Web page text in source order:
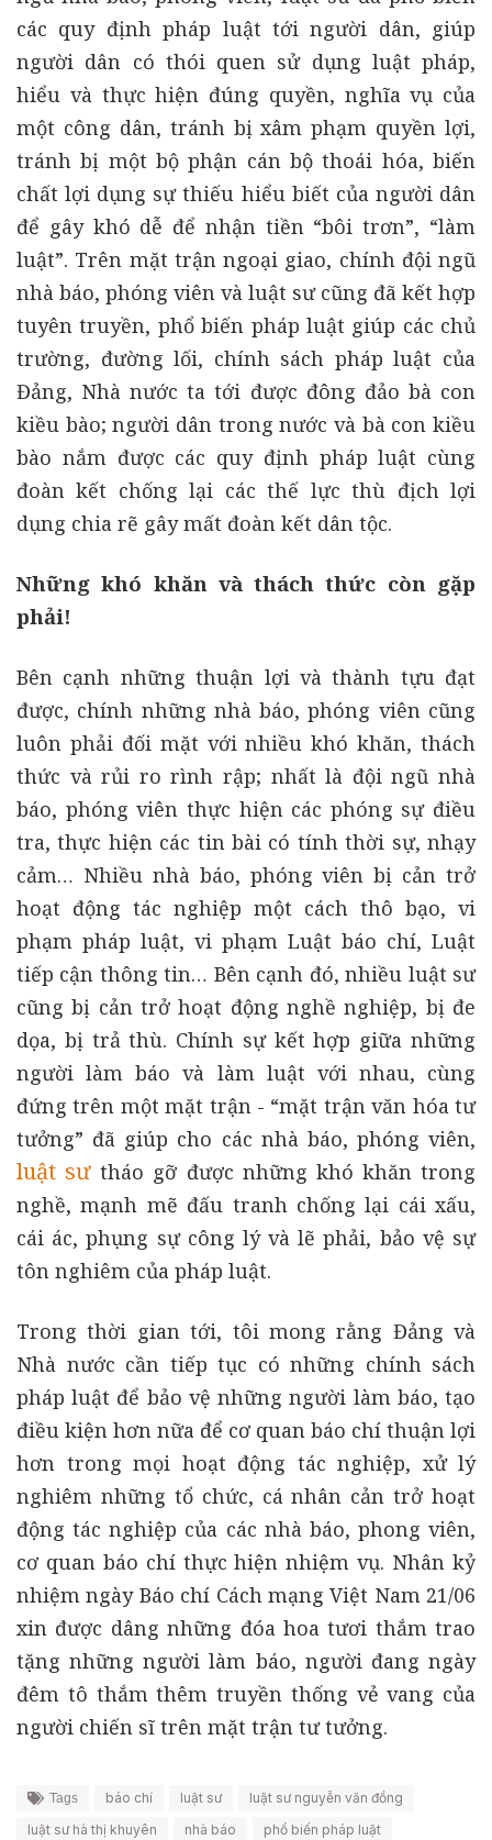
các quy định pháp luật tới người dân, giúp
người dân có thói quen sử dụng luật pháp,
hiểu và thực hiện đúng quyền, nghĩa vụ của
một công dân, tránh bị xâm phạm quyền lợi,
tránh bị một bộ phận cán bộ thoái hóa, biến
chất lợi dụng sự thiếu hiểu biết của người dân
để gây khó dễ để nhận tiền “bôi trơn”, “làm
luật”. Trên mặt trận ngoại giao, chính đội ngũ
nhà báo, phóng viên và luật sư cũng đã kết hợp
tuyên truyền, phổ biến pháp luật giúp các chủ
trường, đường lối, chính sách pháp luật của
Đảng, Nhà nước ta tới được đông đảo bà con
kiều bào; người dân trong nước và bà con kiều
bào nắm được các quy định pháp luật cùng
đoàn kết chống lại các thế lực thù địch lợi
dụng chia rẽ gây mất đoàn kết dân tộc.
Những khó khăn và thách thức còn gặp
phải!
Bên cạnh những thuận lợi và thành tựu đạt
được, chính những nhà báo, phóng viên cũng
luôn phải đối mặt với nhiều khó khăn, thách
thức và rủi ro rình rập; nhất là đội ngũ nhà
báo, phóng viên thực hiện các phóng sự điều
tra, thực hiện các tin bài có tính thời sự, nhạy
cảm… Nhiều nhà báo, phóng viên bị cản trở
hoạt động tác nghiệp một cách thô bạo, vi
phạm pháp luật, vi phạm Luật báo chí, Luật
tiếp cận thông tin… Bên cạnh đó, nhiều luật sư
cũng bị cản trở hoạt động nghề nghiệp, bị đe
dọa, bị trả thù. Chính sự kết hợp giữa những
người làm báo và làm luật với nhau, cùng
đứng trên một mặt trận - “mặt trận văn hóa tư
tưởng” đã giúp cho các nhà báo, phóng viên,
luật sư tháo gỡ được những khó khăn trong
nghề, mạnh mẽ đấu tranh chống lại cái xấu,
cái ác, phụng sự công lý và lẽ phải, bảo vệ sự
tôn nghiêm của pháp luật.
Trong thời gian tới, tôi mong rằng Đảng và
Nhà nước cần tiếp tục có những chính sách
pháp luật để bảo vệ những người làm báo, tạo
điều kiện hơn nữa để cơ quan báo chí thuận lợi
hơn trong mọi hoạt động tác nghiệp, xử lý
nghiêm những tổ chức, cá nhân cản trở hoạt
động tác nghiệp của các nhà báo, phong viên,
cơ quan báo chí thực hiện nhiệm vụ. Nhân kỷ
nhiệm ngày Báo chí Cách mạng Việt Nam 21/06
xin được dâng những đóa hoa tươi thắm trao
tặng những người làm báo, người đang ngày
đêm tô thắm thêm truyền thống vẻ vang của
người chiến sĩ trên mặt trận tư tưởng.
Tags báo chí luật sư
luật sư nguyễn văn đồng
luật sư hà thị khuyên
nhà báo
phổ biến pháp luật